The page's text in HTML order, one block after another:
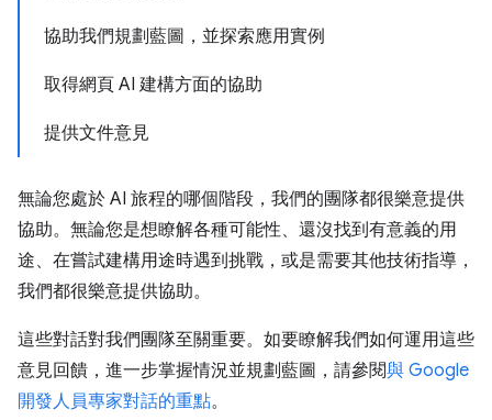
協助我們規劃藍圖，並探索應用實例
取得網頁 AI 建構方面的協助
提供文件意見
無論您處於 AI 旅程的哪個階段，我們的團隊都很樂意提供
協助。無論您是想瞭解各種可能性、還沒找到有意義的用
途、在嘗試建構用途時遇到挑戰，或是需要其他技術指導，
我們都很樂意提供協助。
這些對話對我們團隊至關重要。如要瞭解我們如何運用這些
意見回饋，進一步掌握情況並規劃藍圖，請參閱與 Google
開發人員專家對話的重點。